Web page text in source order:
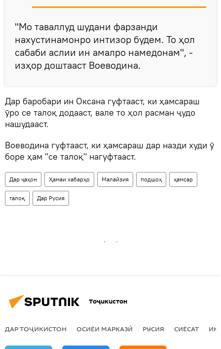
"Мо таваллуд шудани фарзанди
нахустинамонро интизор будем. То ҳол
сабаби аслии ин амалро намедонам", -
изҳор доштааст Воеводина.
Дар баробари ин Оксана гуфтааст, ки ҳамсараш
ӯро се талоқ додааст, вале то ҳол расман ҷудо
нашудааст.
Воеводина гуфтааст, ки ҳамсараш дар назди худи ӯ
боре ҳам "се талоқ" нагуфтааст.
Дар ҷаҳон Ҳамаи хабарҳо Малайзия подшоҳ ҳамсар
талоқ Дар Русия
Тоҷикистон
ДАР ТОҶИКИСТОН ОСИЁИ МАРКАЗӢ РУСИЯ СИЁСАТ